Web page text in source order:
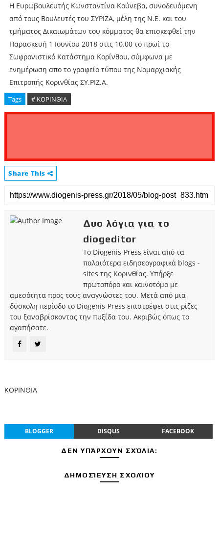
H Ευρωβουλευτής Κωνσταντίνα Κούνεβα, συνοδευόμενη
από τους Βουλευτές του ΣΥΡΙΖΑ, μέλη της Ν.Ε. και του
τμήματος Δικαιωμάτων του κόμματος θα επισκεφθεί την
Παρασκευή 1 Ιουνίου 2018 στις 10.00 το πρωί το
Σωφρονιστικό Κατάστημα Κορίνθου, σύμφωνα με
ενημέρωση απο το γραφείο τύπου της Νομαρχιακής
Επιτροπής Κορινθίας ΣΥ.ΡΙΖ.Α.
Tags # ΚΟΡΙΝΘΙΑ
Share This
Δυο λόγια για το
diogeditor
Το Diogenis-Press είναι από τα
παλαιότερα ειδησεογραφικά blogs -
sites της Κορινθίας. Υπήρξε
πρωτοπόρο και καινοτόμο με
αμεσότητα προς τους αναγνώστες του. Μετά από μια
δύσκολη περίοδο το Diogenis-Press επιστρέφει στις ρίζες
του ξαναβρίσκοντας την πυξίδα του. Ακριβώς όπως το
αγαπήσατε.
ΚΟΡΙΝΘΙΑ
BLOGGER DISQUS FACEBOOK
ΔΕΝ ΥΠΆΡΧΟΥΝ ΣΧΌΛΙΑ:
ΔΗΜΟΣΊΕΥΣΗ ΣΧΟΛΊΟΥ